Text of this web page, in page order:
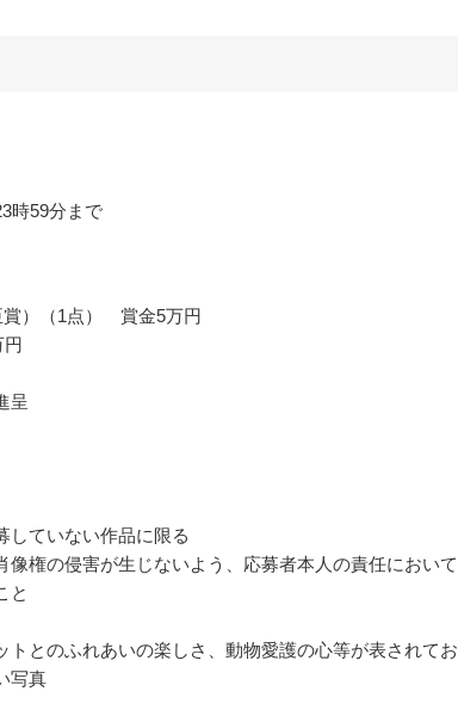
時59分まで
賞）（1点） 賞金5万円
呈
ていない作品に限る
権の侵害が生じないよう、応募者本人の責任において
と
トとのふれあいの楽しさ、動物愛護の心等が表されてお
写真